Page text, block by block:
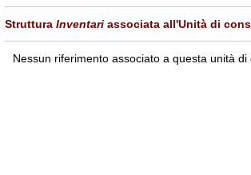
Struttura Inventari associata all'Unità di
Nessun riferimento associato a questa unità